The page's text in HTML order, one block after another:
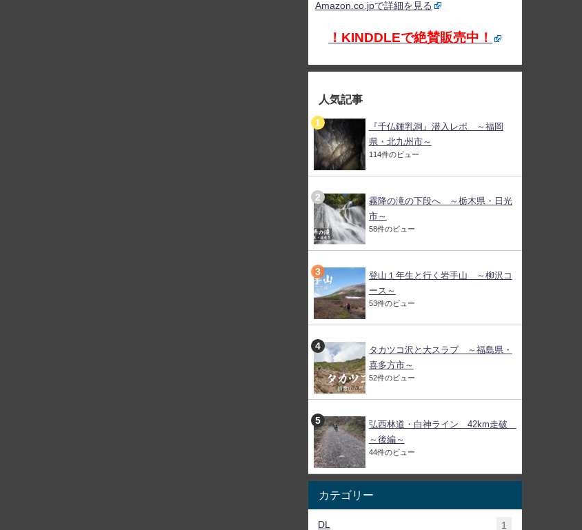
Amazon.co.jpで詳細を見る
！KINDDLEで絶賛販売中！
人気記事
『千仏鍾乳洞』潜入レポ ～福岡
県・北九州市～
114件のビュー
霧降の滝の下段へ ～栃木県・日光
市～
58件のビュー
登山１年生と行く岩手山 ～柳沢コ
ース～
53件のビュー
タカツコ沢と大スラブ ～福島県・
喜多方市～
52件のビュー
弘西林道・白神ライン 42km走破
～後編～
44件のビュー
カテゴリー
DL 1